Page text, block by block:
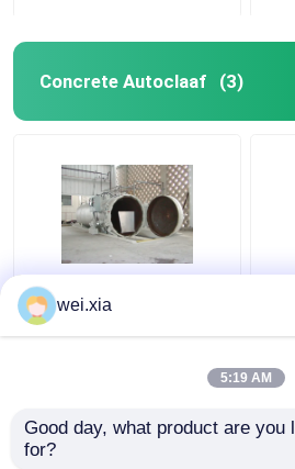
Concrete Autoclaaf (3)
Chemische Concrete
Autoclaaf met PLC
hydraulische drukdeur
wei.xia
5:19 AM
Good day, what product are you
for?